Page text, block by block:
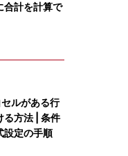
合計を計算で
ルがある行
る方法 | 条件
設定の手順